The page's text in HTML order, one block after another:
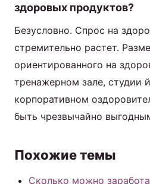
здоровых продуктов?
Безусловно. Спрос на
стремительно растет.
ориентированного на
тренажерном зале, студии
корпоративном
быть чрезвычайно
Похожие темы
Сколько можно